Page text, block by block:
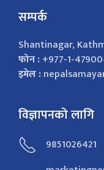
सम्पर्क
Shantinagar,
फोन :+977-1-
इमेल :
विज्ञापनको लागि
9851026421